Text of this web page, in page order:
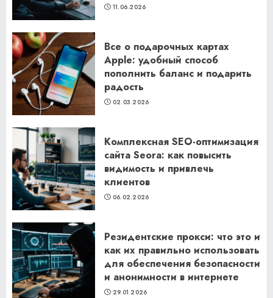
11.06.2026
Все о подарочных картах
Apple: удобный способ
пополнить баланс и подарить
радость
02.03.2026
Комплексная SEO-оптимизация
сайта Seora: как повысить
видимость и привлечь
клиентов
06.02.2026
Резидентские прокси: что это и
как их правильно использовать
для обеспечения безопасности
и анонимности в интернете
29.01.2026